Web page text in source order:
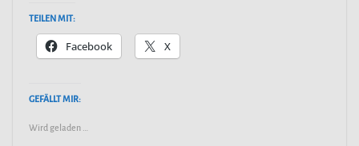
TEILEN MIT:
Facebook X
GEFÄLLT MIR:
Wird geladen …